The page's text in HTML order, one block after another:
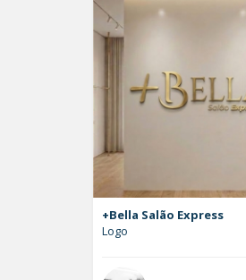
+Bella Salão Express
Logo